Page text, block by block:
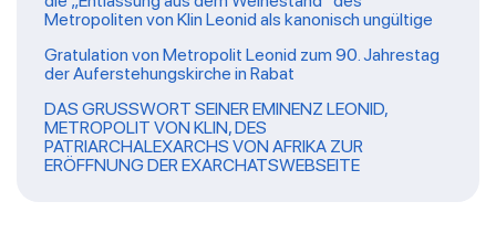
Metropoliten von Klin Leonid als kanonisch ungültige
Gratulation von Metropolit Leonid zum 90. Jahrestag
der Auferstehungskirche in Rabat
DAS GRUSSWORT SEINER EMINENZ LEONID,
METROPOLIT VON KLIN, DES
PATRIARCHALEXARCHS VON AFRIKA ZUR
ERÖFFNUNG DER EXARCHATSWEBSEITE